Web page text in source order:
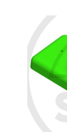
hvězdiček.